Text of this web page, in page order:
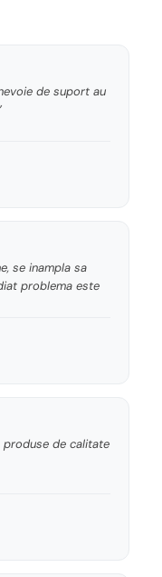
de suport au
se inampla sa
problema este
produse de calitate